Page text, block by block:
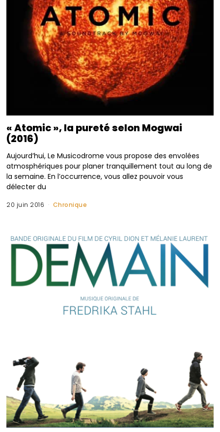
« Atomic », la pureté selon Mogwai
(2016)
Aujourd’hui, Le Musicodrome vous propose des envolées
atmosphériques pour planer tranquillement tout au long de
la semaine. En l’occurrence, vous allez pouvoir vous
délecter du
20 juin 2016 Chronique